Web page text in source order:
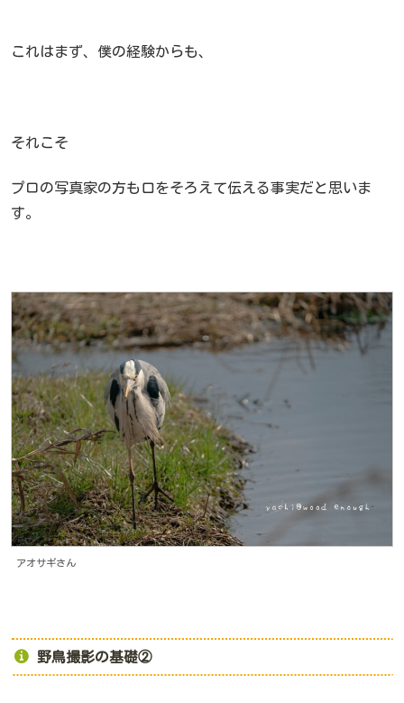
これはまず、僕の経験からも、
それこそ
プロの写真家の方も口をそろえて伝える事実だと思いま
す。
アオサギさん
野鳥撮影の基礎②